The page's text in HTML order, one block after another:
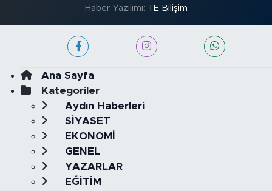
Haber Yazılımı: TE Bilişim
Ana Sayfa
Kategoriler
Aydın Haberleri
SİYASET
EKONOMİ
GENEL
YAZARLAR
EĞİTİM